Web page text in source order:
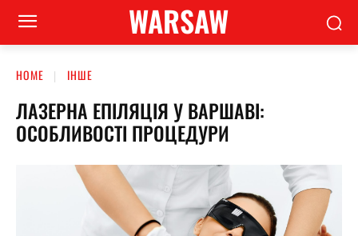
WARSAW
HOME ІНШЕ
ЛАЗЕРНА ЕПІЛЯЦІЯ У ВАРШАВІ:
ОСОБЛИВОСТІ ПРОЦЕДУРИ